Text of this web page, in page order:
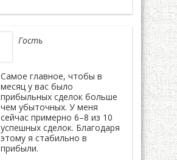
Гость
Самое главное, чтобы в
месяц у вас было
прибыльных сделок больше
чем убыточных. У меня
сейчас примерно 6–8 из 10
успешных сделок. Благодаря
этому я стабильно в
прибыли.